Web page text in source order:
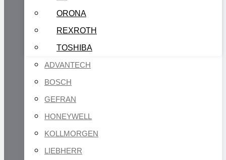
ORONA
REXROTH
TOSHIBA
ADVANTECH
BOSCH
GEFRAN
HONEYWELL
KOLLMORGEN
LIEBHERR